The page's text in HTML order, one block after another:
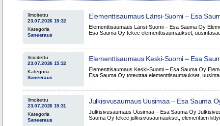
Ilmoitettu
23.07.2026 15:32
Kategoria
Saneeraus
Elementtisaumaus Länsi-Suomi – Esa
Elementtisaumaus Länsi-Suomi – Esa Sauma Oy
Esa Sauma Oy tekee elementtisaumaukset,
Ilmoitettu
23.07.2026 15:32
Kategoria
Saneeraus
Elementtisaumaus Keski-Suomi – Esa
Elementtisaumaus Keski-Suomi – Esa Sauma Oy
Esa Sauma Oy toteuttaa elementtisaumaukset,
Ilmoitettu
23.07.2026 15:31
Kategoria
Saneeraus
Julkisivusaumaus Uusimaa – Esa Sauma
Julkisivusaumaus Uusimaa – Esa Sauma Oy
Sauma Oy tekee julkisivusaumaukset, elementtien